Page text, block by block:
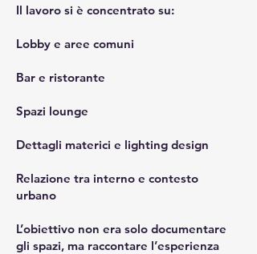
Il lavoro si è concentrato su:
Lobby e aree comuni
Bar e ristorante
Spazi lounge
Dettagli materici e lighting design
Relazione tra interno e contesto
urbano
L’obiettivo non era solo documentare
gli spazi, ma raccontare l’esperienza